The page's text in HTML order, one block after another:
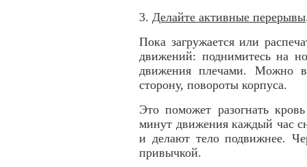
3. Делайте активные перерывы
Пока загружается или
движений: поднимитесь на
движения плечами. Можно
сторону, повороты корпуса.
Это поможет разогнать
минут движения каждый час
и делают тело подвижнее.
привычкой.